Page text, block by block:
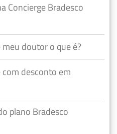
Concierge Bradesco
doutor o que é?
desconto em
plano Bradesco